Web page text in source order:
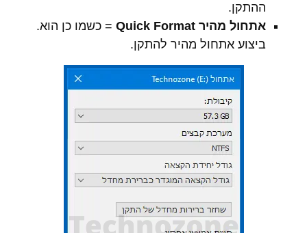
ההתקן.
אתחול מהיר Quick Format
= כשמו כן הוא.
ביצוע אתחול מהיר להתקן.